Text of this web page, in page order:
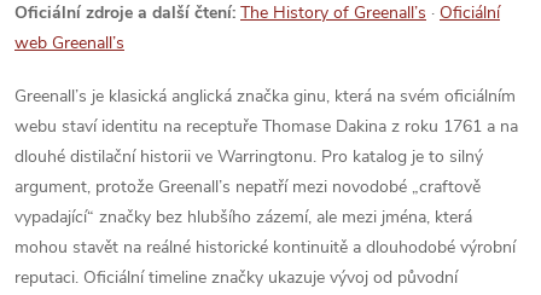
Oficiální zdroje a další čtení: The History of Greenall’s · Oficiální
web Greenall’s
Greenall’s je klasická anglická značka ginu, která na svém oficiálním
webu staví identitu na receptuře Thomase Dakina z roku 1761 a na
dlouhé distilační historii ve Warringtonu. Pro katalog je to silný
argument, protože Greenall’s nepatří mezi novodobé „craftově
vypadající“ značky bez hlubšího zázemí, ale mezi jména, která
mohou stavět na reálné historické kontinuitě a dlouhodobé výrobní
reputaci. Oficiální timeline značky ukazuje vývoj od původní